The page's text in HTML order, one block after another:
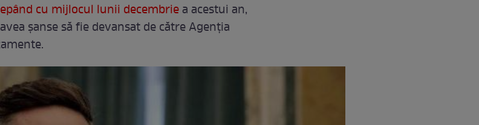
cu mijlocul lunii decembriea acestui an,
șanse să fie devansat de către Agenția